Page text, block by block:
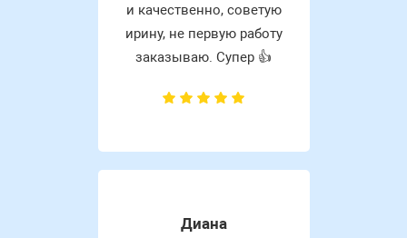
и качественно, советую
ирину, не первую работу
заказываю. Супер 👍
Диана